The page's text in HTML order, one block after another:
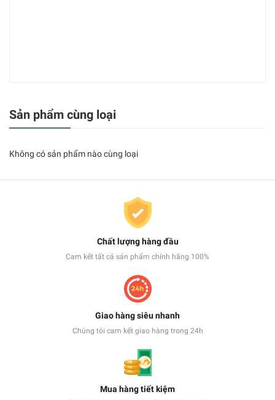
Sản phẩm cùng loại
Không có sản phẩm nào cùng loại
Chất lượng hàng đầu
Cam kết tất cả sản phẩm chính hãng 100%
Giao hàng siêu nhanh
Chúng tôi cam kết giao hàng trong 24h
Mua hàng tiết kiệm